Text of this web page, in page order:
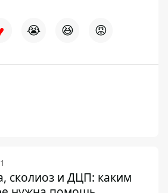
😭 😆 😡
сколиоз и ДЦП: каким